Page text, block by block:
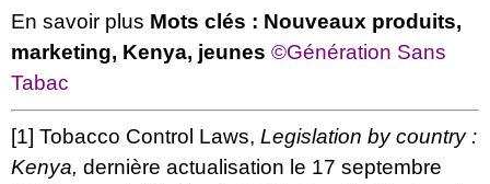
En savoir plus Mots clés : Nouveaux produits,
marketing, Kenya, jeunes ©Génération Sans
Tabac
[1] Tobacco Control Laws, Legislation by country :
Kenya, dernière actualisation le 17 septembre